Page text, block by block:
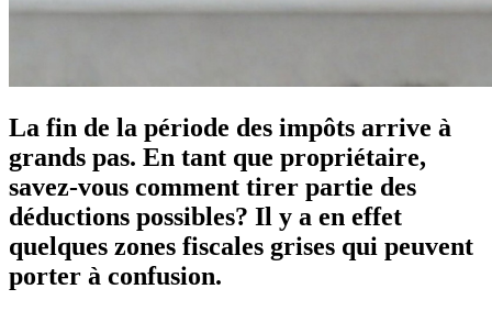
La fin de la période des impôts arrive à
grands pas. En tant que propriétaire,
savez-vous comment tirer partie des
déductions possibles? Il y a en effet
quelques zones fiscales grises qui peuvent
porter à confusion.